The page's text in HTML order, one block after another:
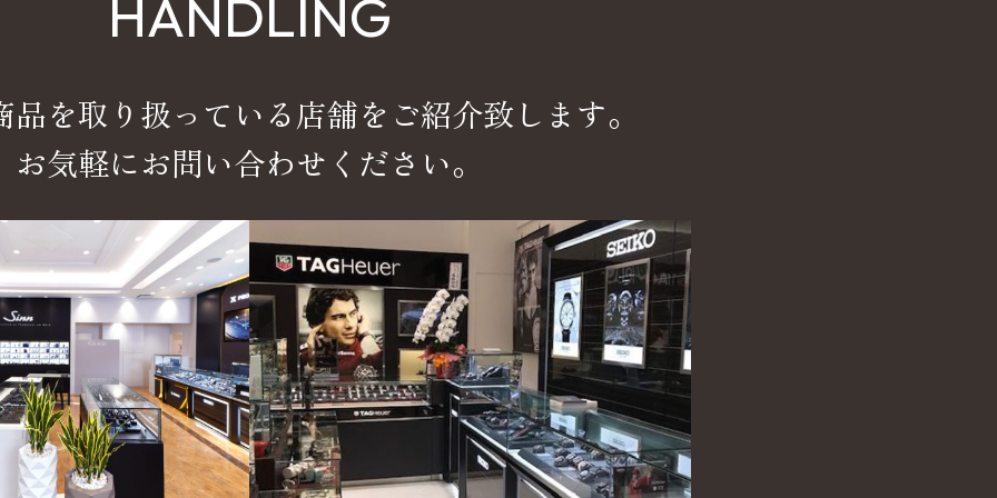
HANDLING
を取り扱っている店舗をご紹介致します。
お気軽にお問い合わせください。